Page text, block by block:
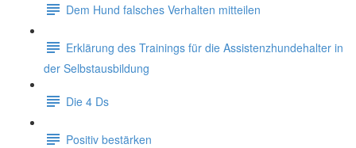
Dem Hund falsches Verhalten mitteilen
Erklärung des Trainings für die Assistenzhundehalter in
der Selbstausbildung
Die 4 Ds
Positiv bestärken